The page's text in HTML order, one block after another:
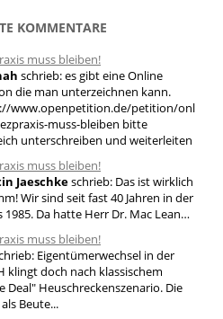
KOMMENTARE
muss bleiben!
schrieb:es gibt eine Online
die man unterzeichnen kann.
www.openpetition.de/petition/onl
muss-bleiben bitte
unterschreiben und weiterleiten
muss bleiben!
Jaeschkeschrieb: Das ist wirklich
Wir sind seit fast 40 Jahren in der
1985. Da hatte Herr Dr. Mac Lean…
muss bleiben!
Eigentümerwechsel in der
klingt doch nach klassischem
Deal" Heuschreckenszenario. Die
Beute...